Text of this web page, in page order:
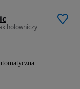
holowniczy